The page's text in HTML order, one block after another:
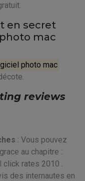
en secret
mac
photo mac
reviews
: Vous pouvez
au chapitre :
click rates 2010 .
des internautes en